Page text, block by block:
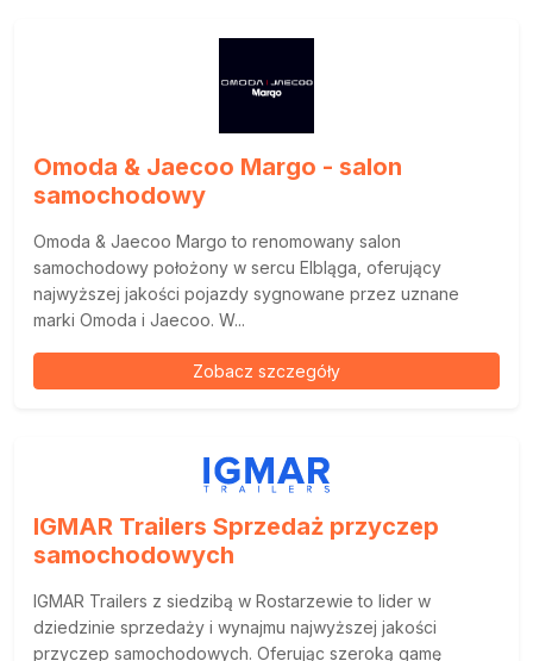
Omoda & Jaecoo Margo - salon
samochodowy
Omoda & Jaecoo Margo to renomowany salon
samochodowy położony w sercu Elbląga, oferujący
najwyższej jakości pojazdy sygnowane przez uznane
marki Omoda i Jaecoo. W...
Zobacz szczegóły
IGMAR Trailers Sprzedaż przyczep
samochodowych
IGMAR Trailers z siedzibą w Rostarzewie to lider w
dziedzinie sprzedaży i wynajmu najwyższej jakości
przyczep samochodowych. Oferując szeroką gamę